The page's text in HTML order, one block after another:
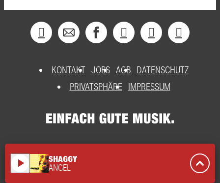
KONTAKT JOBS AGB DATENSCHUTZ
PRIVATSPHÄRE
IMPRESSUM
play_arrow SHAGGY
ANGEL